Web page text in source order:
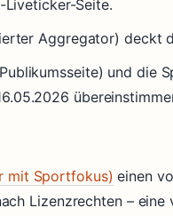
Seite.
Aggregator) deckt
und die
mit Sportfokus) einen
Lizenzrechten –